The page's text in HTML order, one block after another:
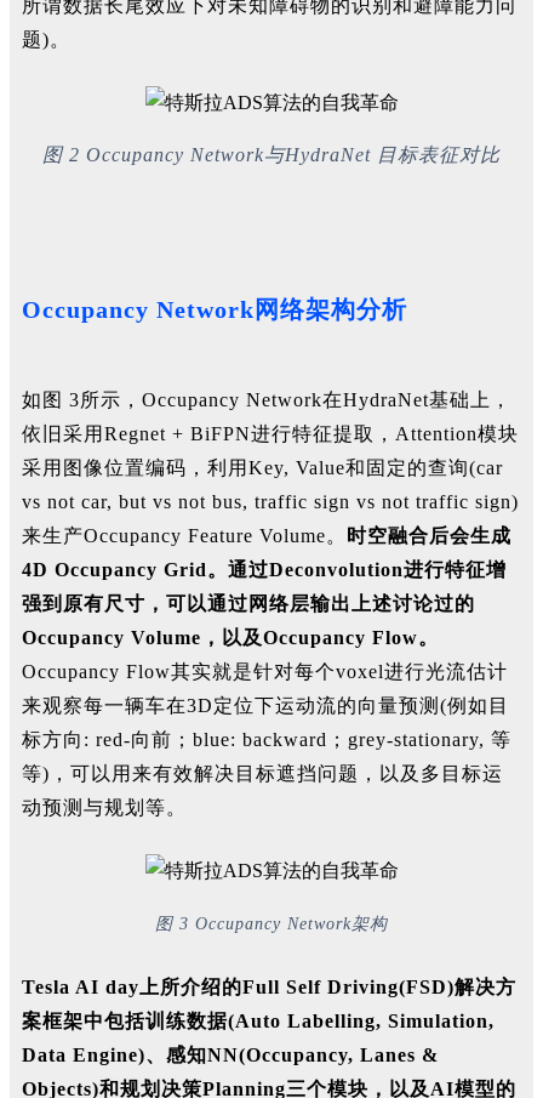
所谓数据长尾效应下对未知障碍物的识别和避障能力问
题)。
图 2 Occupancy Network与HydraNet 目标表征对比
Occupancy Network网络架构分析
如 图 3所示，Occupancy Network在HydraNet基础上，
依旧采用Regnet + BiFPN进行特征提取，Attention模块
采用图像位置编码，利用Key, Value和固定的查询(car
vs not car, but vs not bus, traffic sign vs not traffic sign)
来生产Occupancy Feature Volume。
时空融合后会生成
4D Occupancy Grid。通过Deconvolution进行特征增
强到原有尺寸，可以通过网络层输出上述讨论过的
Occupancy Volume ，以及Occupancy Flow。
Occupancy Flow其实就是针对每个voxel进行光流估计
来观察每一辆车在3D定位下运动流的向量预测(例如目
标方向: red-向前；blue: backward；grey-stationary, 等
等)，可以用来有效解决目标遮挡问题，以及多目标运
动预测与规划等。
图 3 Occupancy Network架构
Tesla AI day上所介绍的Full Self Driving(FSD)解决方
案框架中包括训练数据(Auto Labelling, Simulation,
Data Engine)、感知NN(Occupancy, Lanes &
Objects)和规划决策Planning三个模块，以及AI模型的